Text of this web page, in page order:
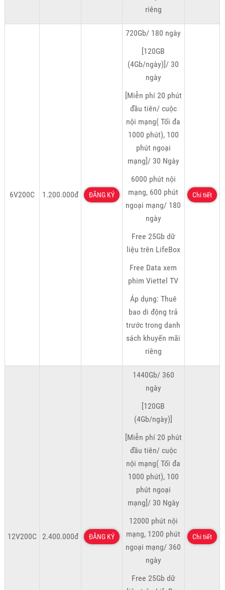
riêng
6V200C 1.200.000đ ĐĂNG KÝ
720Gb/ 180 ngày
[120GB
(4Gb/ngày)]/ 30
ngày
[Miễn phí 20 phút
đầu tiên/ cuộc
nội mạng( Tối đa
1000 phút), 100
phút ngoại
mạng]/ 30 Ngày
6000 phút nội
mạng, 600 phút
ngoại mạng/ 180
ngày
Free 25Gb dữ
liệu trên LifeBox
Free Data xem
phim Viettel TV
Áp dụng: Thuê
bao di động trả
trước trong danh
sách khuyến mãi
riêng
Chi tiết
12V200C 2.400.000đ ĐĂNG KÝ
1440Gb/ 360
ngày
[120GB
(4Gb/ngày)]
[Miễn phí 20 phút
đầu tiên/ cuộc
nội mạng( Tối đa
1000 phút), 100
phút ngoại
mạng]/ 30 Ngày
12000 phút nội
mạng, 1200 phút
ngoại mạng/ 360
ngày
Free 25Gb dữ
Chi tiết